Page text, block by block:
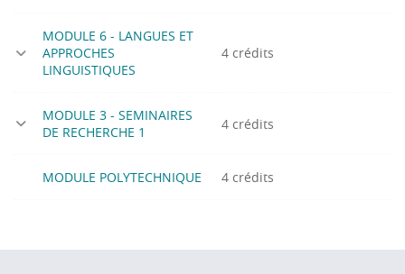
MODULE 6 - LANGUES ET
APPROCHES
LINGUISTIQUES
4 crédits
MODULE 3 - SEMINAIRES
DE RECHERCHE 1
4 crédits
MODULE POLYTECHNIQUE 4 crédits